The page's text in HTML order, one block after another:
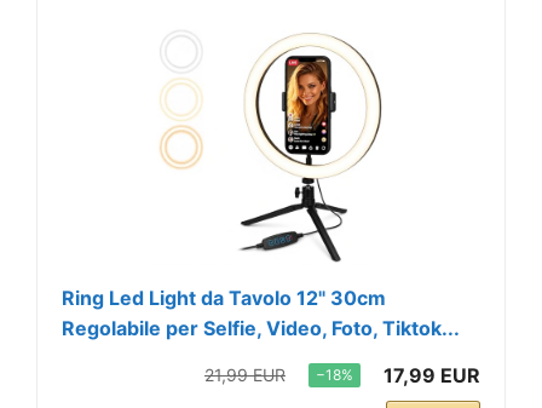
Ring Led Light da Tavolo 12" 30cm
Regolabile per Selfie, Video, Foto, Tiktok...
21,99 EUR −18% 17,99 EUR